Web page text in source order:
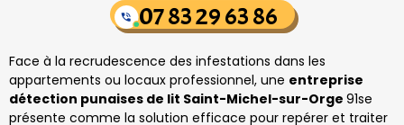
07 83 29 63 86
Face à la recrudescence des infestations dans les
appartements ou locaux professionnel, une entreprise
détection punaises de lit Saint-Michel-sur-Orge 91se
présente comme la solution efficace pour repérer et traiter